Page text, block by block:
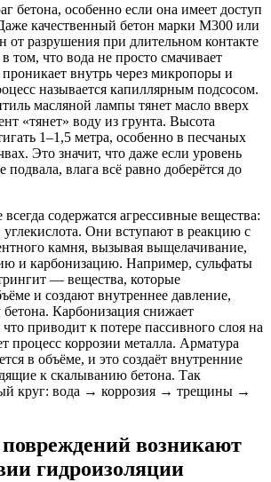
бетона, особенно если она имеет доступ
качественный бетон марки М300 или
от разрушения при длительном контакте
том, что вода не просто смачивает
внутрь через микропоры и
называется капиллярным подсосом.
масляной лампы тянет масло вверх
«тянет» воду из грунта. Высота
1–1,5 метра, особенно в песчаных
Это значит, что даже если уровень
влага всё равно доберётся до
содержатся агрессивные вещества:
Они вступают в реакцию с
камня, вызывая выщелачивание,
и карбонизацию. Например, сульфаты
— вещества, которые
и создают внутреннее давление,
бетона. Карбонизация снижает
приводит к потере пассивного слоя на
процесс коррозии металла. Арматура
в объёме, и это создаёт внутренние
к скалыванию бетона. Так
круг: вода → коррозия → трещины →
возникают
гидроизоляции